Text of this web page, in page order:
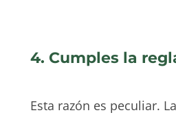
4. Cumples la
Esta razón es peculiar.